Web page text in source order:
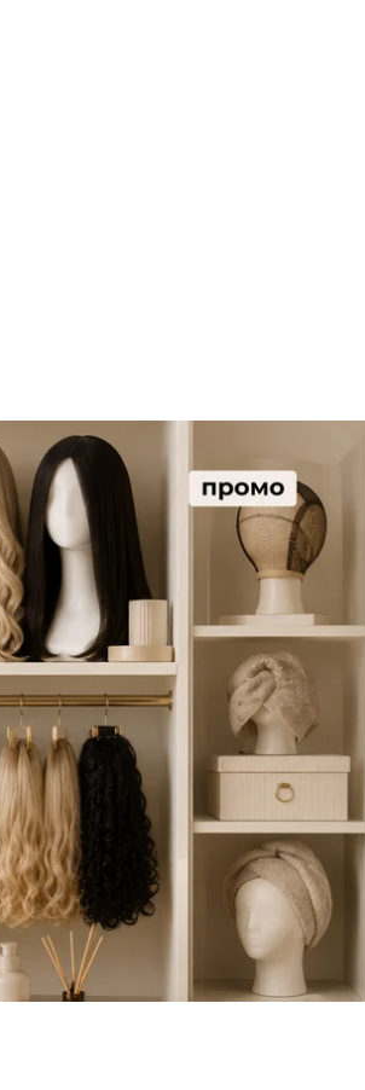
а й у момент відпочинку. Саме те,
прослужить і наскільки
— найпоширеніша причина
а шапочка розтягується або
ні складних пристосувань, ні
— і ваша перука зберігатиме
її щодня чи лише під час
від зовнішніх впливів і
або тільки плануєте це
і гроші, і нерви в
або підставці. Вони підтримують
форму голови, тому перука
без додаткового